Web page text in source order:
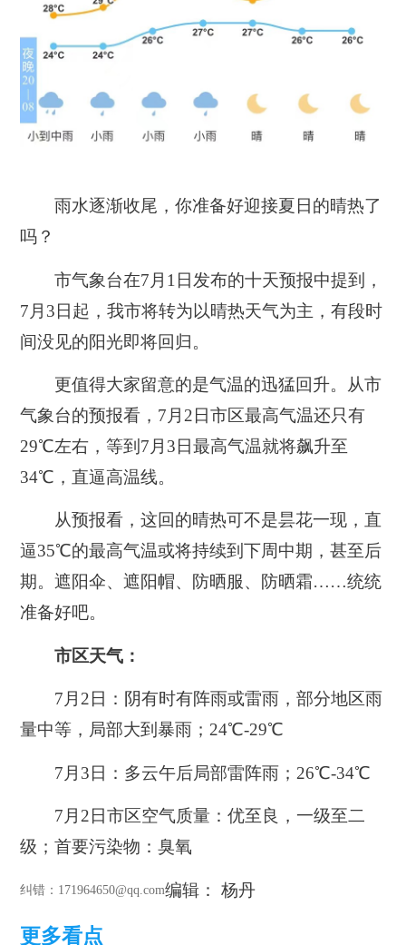
雨水逐渐收尾，你准备好迎接夏日的晴热了
吗？
市气象台在7月1日发布的十天预报中提到，
7月3日起，我市将转为以晴热天气为主，有段时
间没见的阳光即将回归。
更值得大家留意的是气温的迅猛回升。从市
气象台的预报看，7月2日市区最高气温还只有
29℃左右，等到7月3日最高气温就将飙升至
34℃，直逼高温线。
从预报看，这回的晴热可不是昙花一现，直
逼35℃的最高气温或将持续到下周中期，甚至后
期。遮阳伞、遮阳帽、防晒服、防晒霜……统统
准备好吧。
市区天气：
7月2日：阴有时有阵雨或雷雨，部分地区雨
量中等，局部大到暴雨；24℃-29℃
7月3日：多云午后局部雷阵雨；26℃-34℃
7月2日市区空气质量：优至良，一级至二
级；首要污染物：臭氧
纠错 ：171964650@qq.com编辑： 杨丹